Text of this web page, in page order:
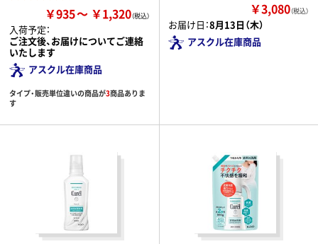
￥935 ￥1,320
入荷予定：
ご注文後、お届けについてご連絡
いたします
アスクル在庫商品
タイプ・販売単位違いの商品が3商品ありま
す
￥3,080（税込）
お届け日：8月13日（木）
アスクル在庫商品